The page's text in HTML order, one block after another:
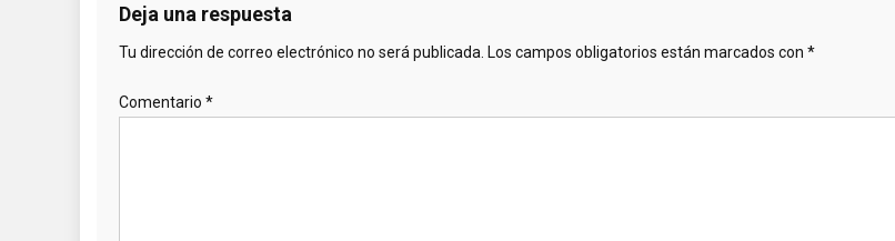
Deja una respuesta
Tu dirección de correo electrónico no será publicada. Los campos obligatorios están marcados con *
Comentario *